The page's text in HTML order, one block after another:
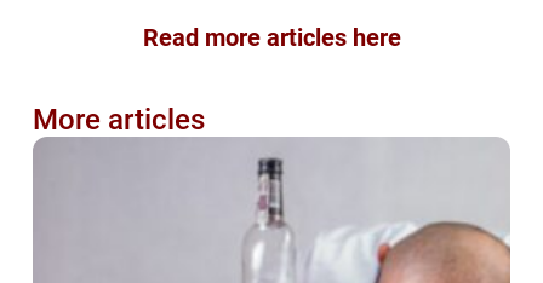
Read more articles here
More articles